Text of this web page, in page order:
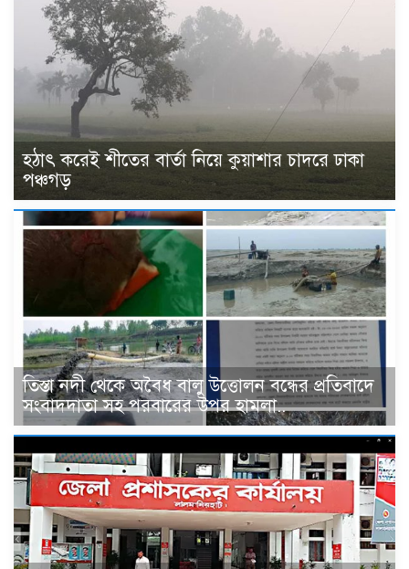
হঠাৎ করেই শীতের বার্তা নিয়ে কুয়াশার চাদরে ঢাকা
পঞ্চগড়
তিস্তা নদী থেকে অবৈধ বালু উত্তোলন বন্ধের প্রতিবাদে
সংবাদদাতা সহ পরবারের উপর হামলা..